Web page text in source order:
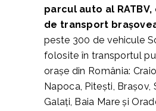
parcul auto al
de transport
peste 300 de vehicule
folosite în transportul
orașe din România:
Napoca, Pitești, Brașov,
Galați, Baia Mare și